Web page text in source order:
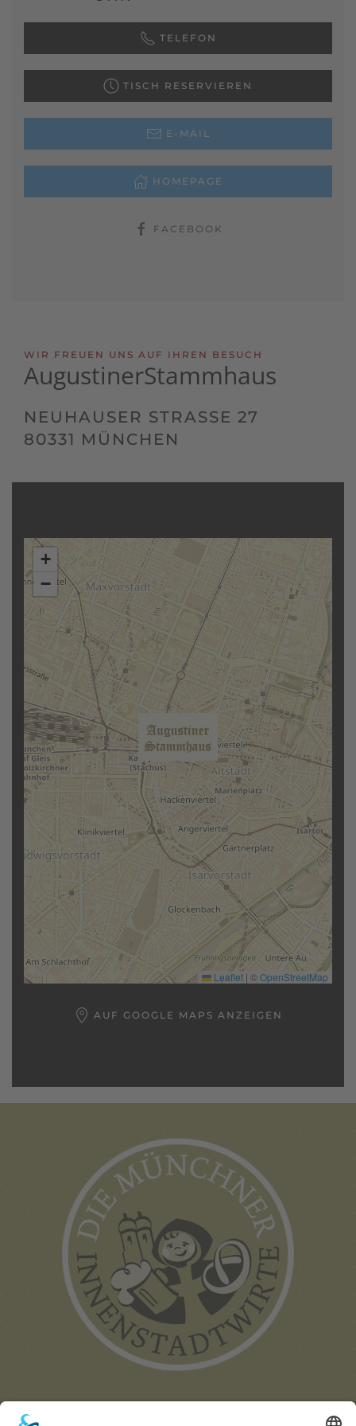
TELEFON
TISCH RESERVIEREN
E-MAIL
HOMEPAGE
FACEBOOK
WIR FREUEN UNS AUF IHREN BESUCH
AugustinerStammhaus
NEUHAUSER STRASSE 27
80331 MÜNCHEN
+
−
Leaflet | ©OpenStreetMap
AUF GOOGLE MAPS ANZEIGEN